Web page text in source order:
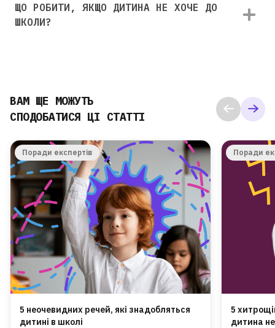
ЩО РОБИТИ, ЯКЩО ДИТИНА НЕ ХОЧЕ ДО
ШКОЛИ?
ВАМ ЩЕ МОЖУТЬ
СПОДОБАТИСЯ ЦІ СТАТТІ
Поради експертів
5 неочевидних речей, які знадобляться
дитині в школі
Поради
5
дитина